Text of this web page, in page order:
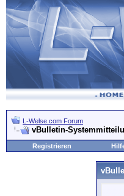
L-Welse.com Forum
vBulletin-
Registrieren